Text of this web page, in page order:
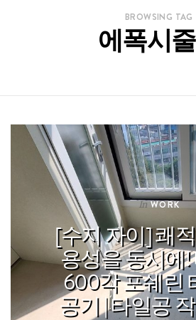
BROWSING TAG
에폭시
In WORK
[수지 자이] 쾌
용성을 동시에
600각 포쉐린
공기 | 타일공